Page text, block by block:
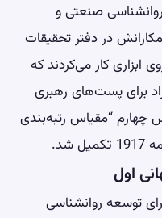
صنعتی و
در دفتر تحقیقات
ابزاری کار می‌کردند که
برای پست‌های رهبری
چهارم “مقیاس رتبه‌بندی
اول
توسعه روانشناسی